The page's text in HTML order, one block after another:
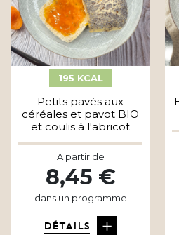
195 KCAL
Petits pavés aux
céréales et pavot BIO
et coulis à l'abricot
A partir de
8,45 €
dans un programme
DÉTAILS